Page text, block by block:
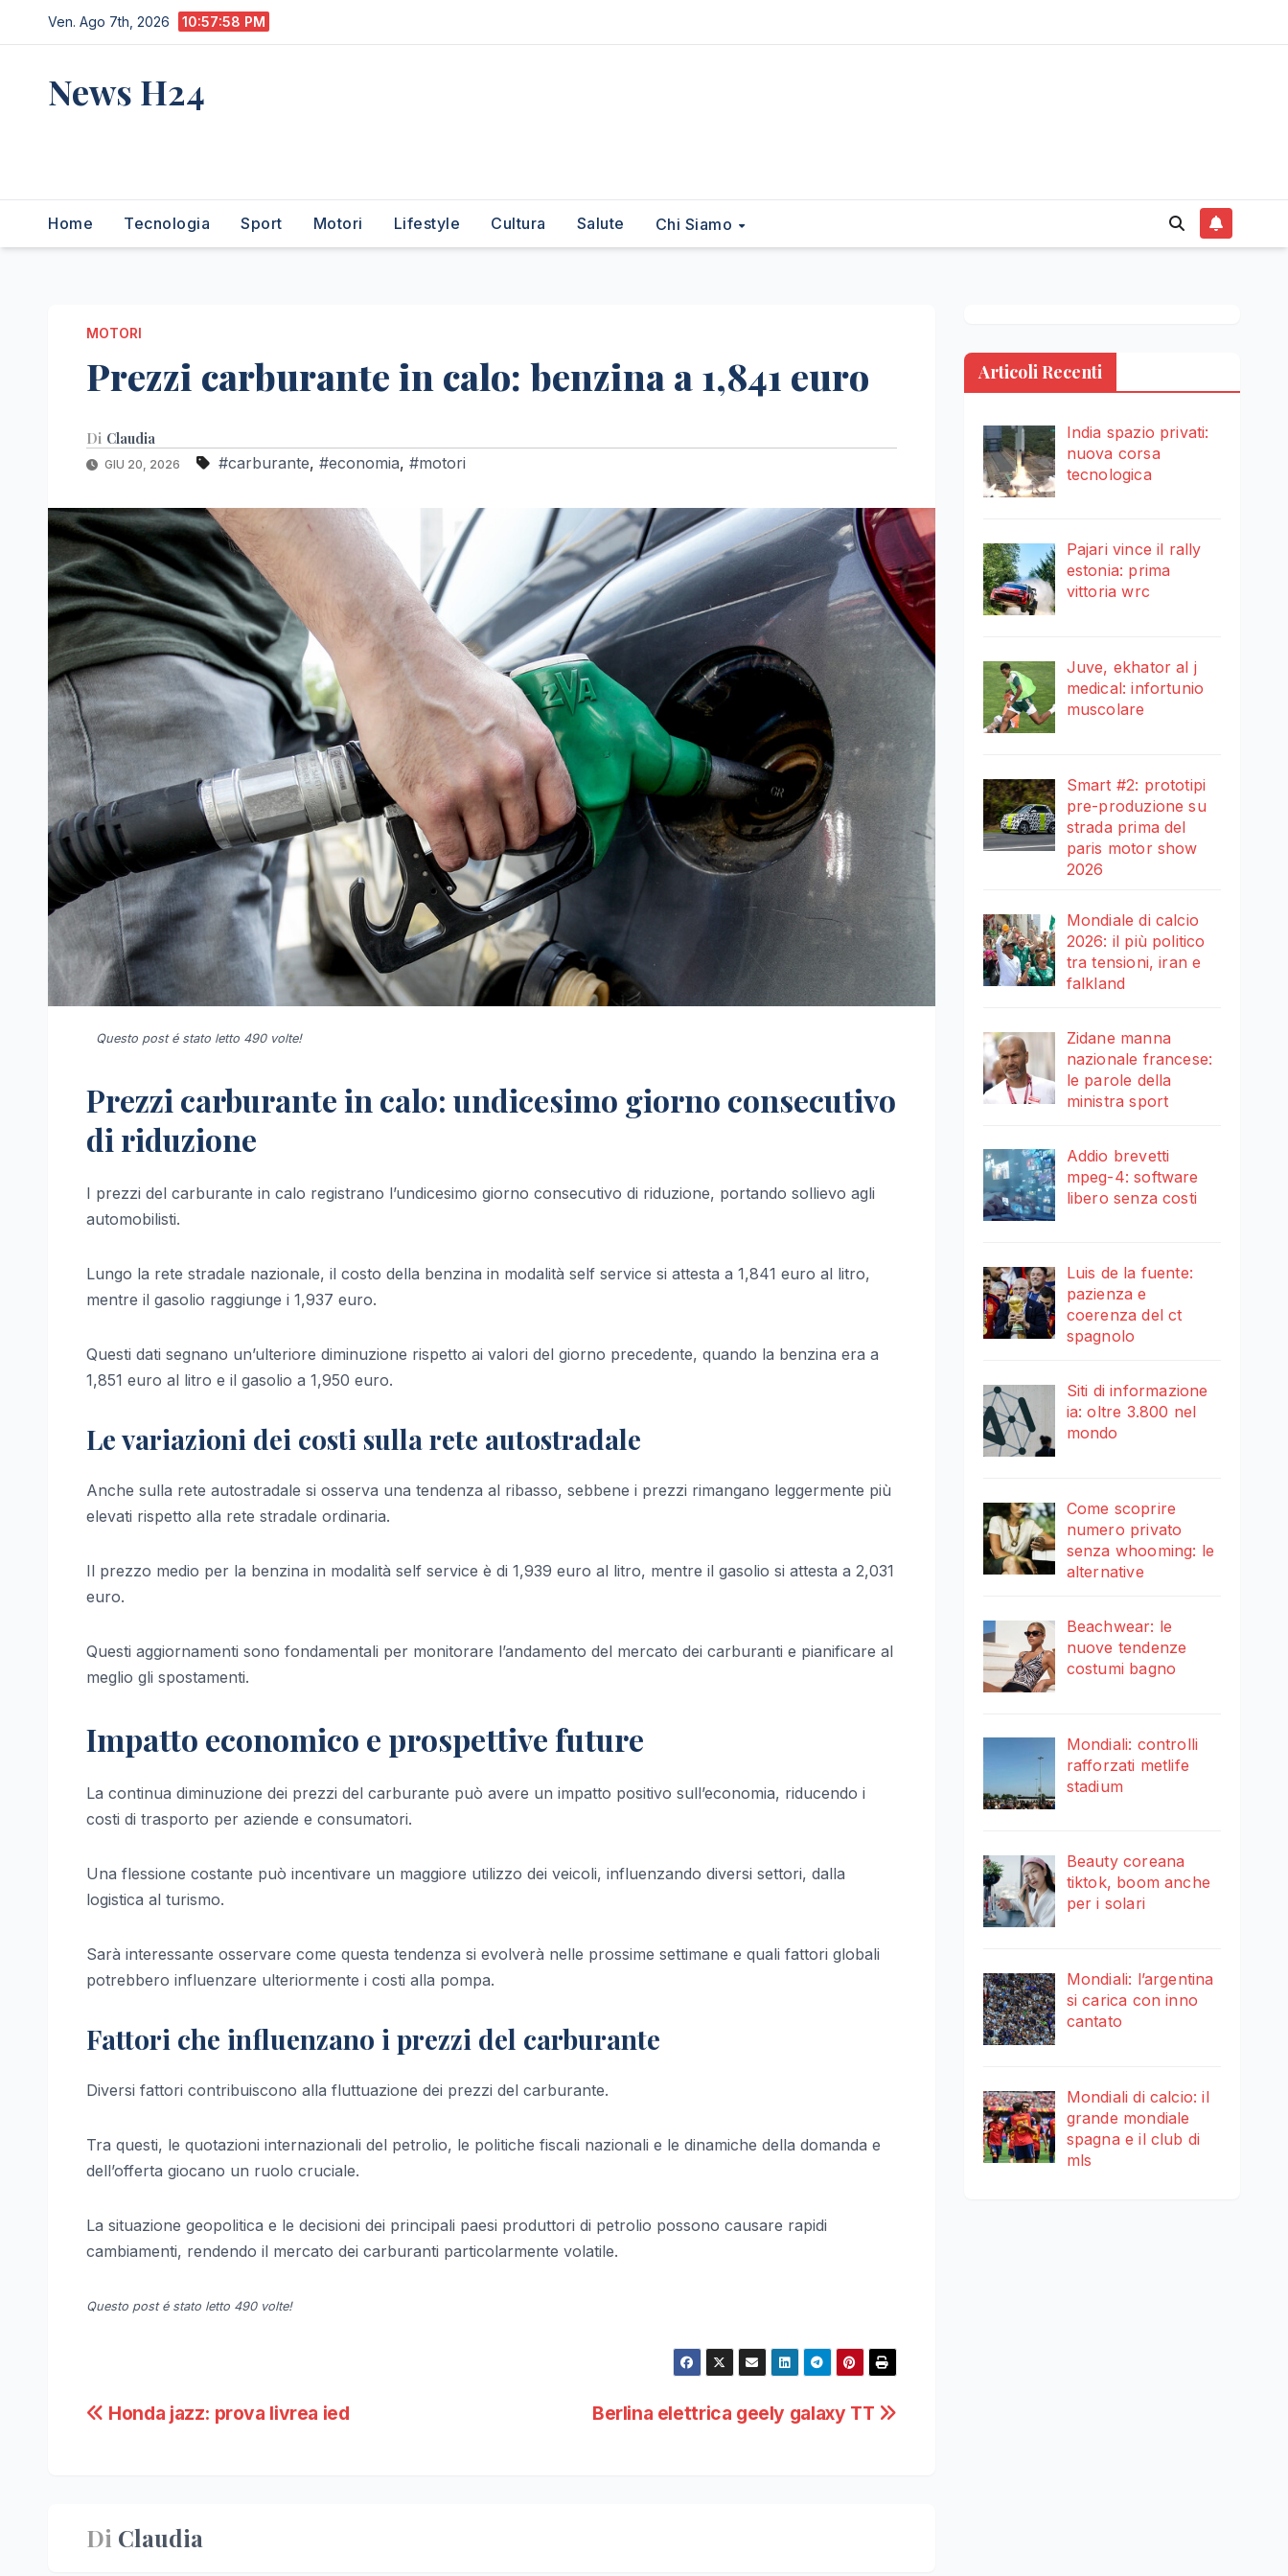
al
Ven. Ago 7th, 2026 10:57:59 PM
News H24
Home Tecnologia Sport Motori Lifestyle Cultura Salute Chi Siamo
MOTORI
Prezzi carburante in calo: benzina a 1,841 euro
Di Claudia
GIU 20, 2026 #carburante, #economia, #motori
Questo post é stato letto 490 volte!
Prezzi carburante in calo: undicesimo giorno consecutivo
di riduzione
I prezzi del carburante in calo registrano l’undicesimo giorno consecutivo di riduzione, portando sollievo agli
automobilisti.
Lungo la rete stradale nazionale, il costo della benzina in modalità self service si attesta a 1,841 euro al litro,
mentre il gasolio raggiunge i 1,937 euro.
Questi dati segnano un’ulteriore diminuzione rispetto ai valori del giorno precedente, quando la benzina era a
1,851 euro al litro e il gasolio a 1,950 euro.
Le variazioni dei costi sulla rete autostradale
Anche sulla rete autostradale si osserva una tendenza al ribasso, sebbene i prezzi rimangano leggermente più
elevati rispetto alla rete stradale ordinaria.
Il prezzo medio per la benzina in modalità self service è di 1,939 euro al litro, mentre il gasolio si attesta a 2,031
euro.
Questi aggiornamenti sono fondamentali per monitorare l’andamento del mercato dei carburanti e pianificare al
meglio gli spostamenti.
Impatto economico e prospettive future
La continua diminuzione dei prezzi del carburante può avere un impatto positivo sull’economia, riducendo i
costi di trasporto per aziende e consumatori.
Una flessione costante può incentivare un maggiore utilizzo dei veicoli, influenzando diversi settori, dalla
logistica al turismo.
Sarà interessante osservare come questa tendenza si evolverà nelle prossime settimane e quali fattori globali
potrebbero influenzare ulteriormente i costi alla pompa.
Fattori che influenzano i prezzi del carburante
Diversi fattori contribuiscono alla fluttuazione dei prezzi del carburante.
Tra questi, le quotazioni internazionali del petrolio, le politiche fiscali nazionali e le dinamiche della domanda e
dell’offerta giocano un ruolo cruciale.
La situazione geopolitica e le decisioni dei principali paesi produttori di petrolio possono causare rapidi
cambiamenti, rendendo il mercato dei carburanti particolarmente volatile.
Questo post é stato letto 490 volte!
Navigazione
Berlina elettrica geely galaxy TT
Honda jazz: prova livrea ied
Di Claudia
Articoli Recenti
India spazio privati:
nuova corsa
tecnologica
Pajari vince il rally
estonia: prima
vittoria wrc
Juve, ekhator al j
medical: infortunio
muscolare
Smart #2: prototipi
pre-produzione su
strada prima del
paris motor show
2026
Mondiale di calcio
2026: il più politico
tra tensioni, iran e
falkland
Zidane manna
nazionale francese:
le parole della
ministra sport
Addio brevetti
mpeg-4: software
libero senza costi
Luis de la fuente:
pazienza e
coerenza del ct
spagnolo
Siti di informazione
ia: oltre 3.800 nel
mondo
Come scoprire
numero privato
senza whooming: le
alternative
Beachwear: le
nuove tendenze
costumi bagno
Mondiali: controlli
rafforzati metlife
stadium
Beauty coreana
tiktok, boom anche
per i solari
Mondiali: l’argentina
si carica con inno
cantato
Mondiali di calcio: il
grande mondiale
spagna e il club di
mls